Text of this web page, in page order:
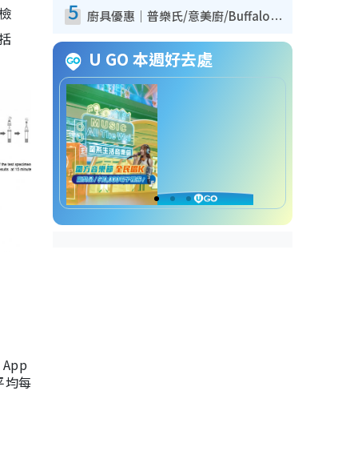
均每
5 廚具優惠｜普樂氏/意美廚/Buffalo廚具低至3折！$89起買煎鍋／炒鑊／個人鍋 同場小家電激減至$99起
U GO 本週好去處